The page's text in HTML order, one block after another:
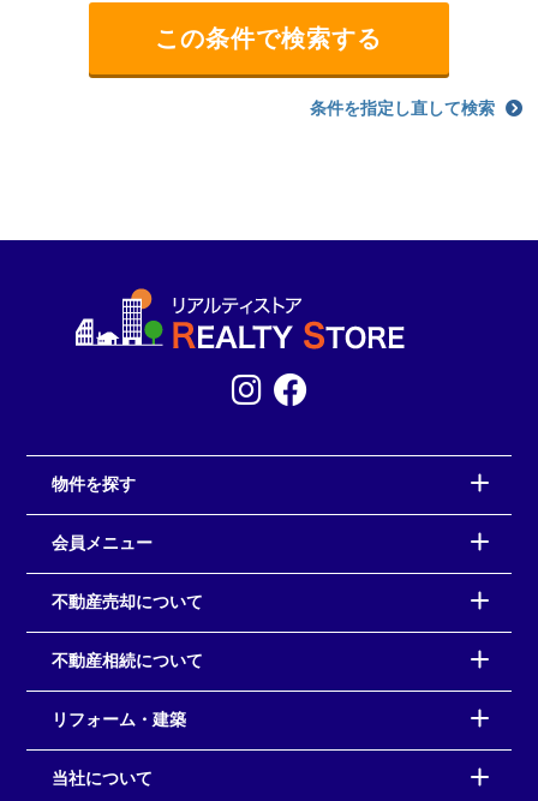
条件を指定し直して検索
物件を探す
会員メニュー
不動産売却について
不動産相続について
リフォーム・建築
当社について